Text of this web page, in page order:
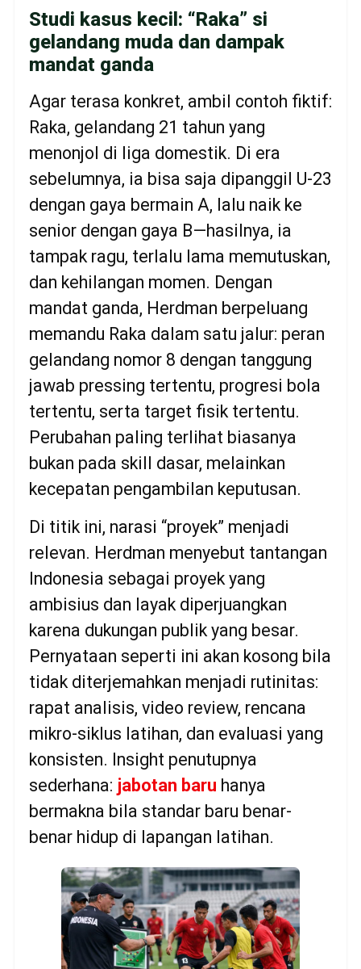
Studi kasus kecil: “Raka” si
gelandang muda dan dampak
mandat ganda
Agar terasa konkret, ambil contoh fiktif:
Raka, gelandang 21 tahun yang
menonjol di liga domestik. Di era
sebelumnya, ia bisa saja dipanggil U-23
dengan gaya bermain A, lalu naik ke
senior dengan gaya B—hasilnya, ia
tampak ragu, terlalu lama memutuskan,
dan kehilangan momen. Dengan
mandat ganda, Herdman berpeluang
memandu Raka dalam satu jalur: peran
gelandang nomor 8 dengan tanggung
jawab pressing tertentu, progresi bola
tertentu, serta target fisik tertentu.
Perubahan paling terlihat biasanya
bukan pada skill dasar, melainkan
kecepatan pengambilan keputusan.
Di titik ini, narasi “proyek” menjadi
relevan. Herdman menyebut tantangan
Indonesia sebagai proyek yang
ambisius dan layak diperjuangkan
karena dukungan publik yang besar.
Pernyataan seperti ini akan kosong bila
tidak diterjemahkan menjadi rutinitas:
rapat analisis, video review, rencana
mikro-siklus latihan, dan evaluasi yang
konsisten. Insight penutupnya
sederhana: jabotan baru hanya
bermakna bila standar baru benar-
benar hidup di lapangan latihan.